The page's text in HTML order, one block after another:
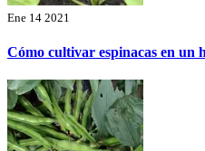
Ene 14 2021
Cómo cultivar espinacas en un